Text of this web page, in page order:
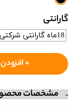
گارانتی
18ماه گارانتی شرکتی
+
مشخصات